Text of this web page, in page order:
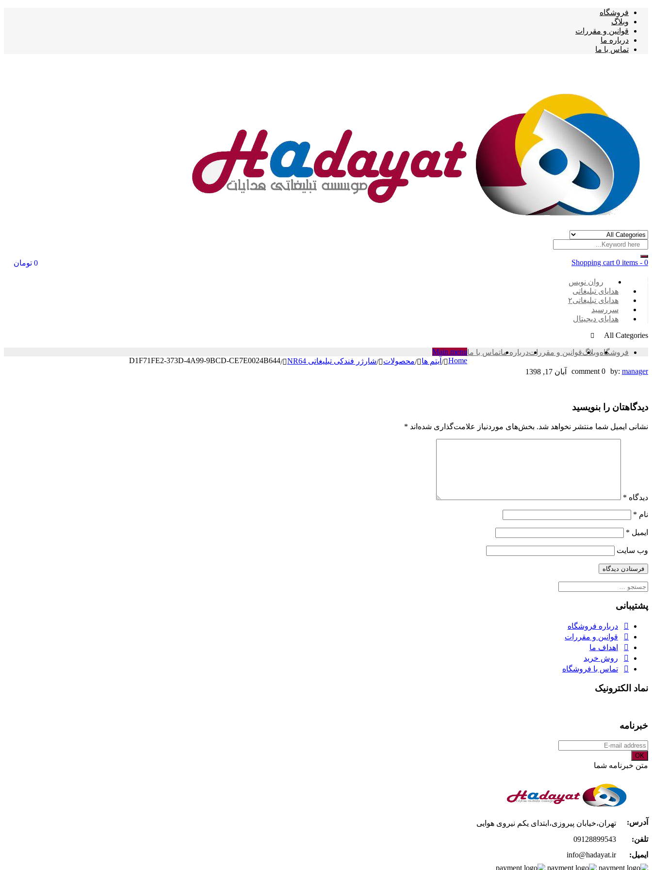
فروشگاه
وبلاگ
قوانین و مقررات
درباره ما
تماس با ما
Shopping cart 0 items -
0 تومان 0
Categories
روان نویس
هدایای تبلیغاتی
هدایای تبلیغاتی۲
سررسید
هدایای دیجیتال
All Categories
فروشگاهوبلاگقوانین و مقرراتدرباره ماتماس با ماMain menu
Home
/ آیتم ها /محصولات /شارژر فندکی تبلیغاتی NR64 /
D1F71FE2-373D-4A99-9BCD-CE7E0024B644
D1F71FE2-
4A99-
9BCD-
by: manager
0 comment آبان 17, 1398
دیدگاهتان را بنویسید
نشانی ایمیل شما منتشر نخواهد شد. بخش‌های موردنیاز علامت‌گذاری شده‌اند *
دیدگاه *
نام *
ایمیل *
وب‌ سایت
جستجو
پشتیبانی
درباره فروشگاه
قوانین و مقررات
اهداف ما
روش خرید
تماس با فروشگاه
نماد الکترونیک
خبرنامه
OK
متن خبرنامه شما
آدرس:
تهران،خیابان پیروزی،ابتدای یکم نیروی هوایی
تلفن:
09128899543
ایمیل:
info@hadayat.ir